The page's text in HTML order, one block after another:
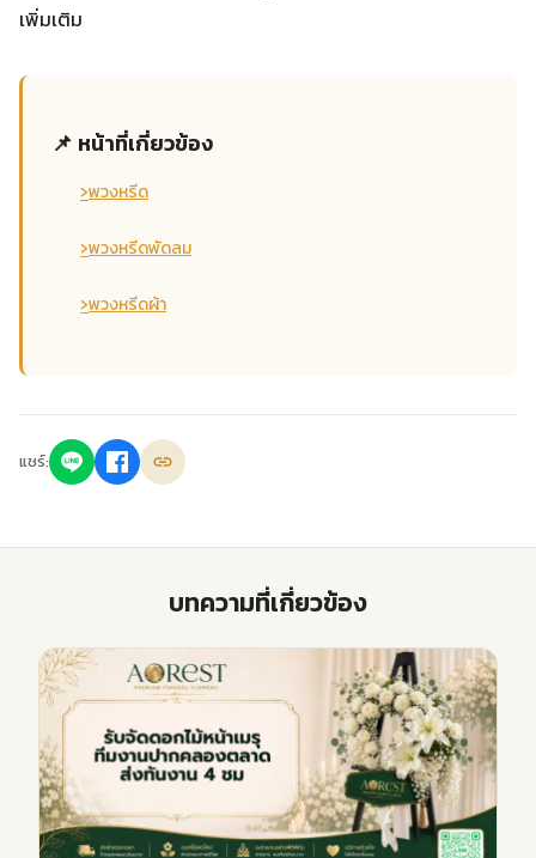
เพิ่มเติม
📌 หน้าที่เกี่ยวข้อง
›พวงหรีด
›พวงหรีดพัดลม
›พวงหรีดผ้า
แชร์:
บทความที่เกี่ยวข้อง